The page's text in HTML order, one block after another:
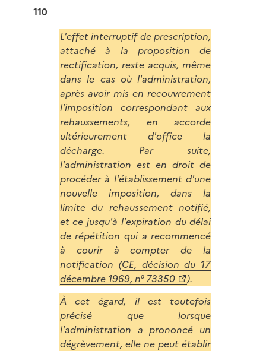
110
L'effet interruptif de prescription,
attaché à la proposition de
rectification, reste acquis, même
dans le cas où l'administration,
après avoir mis en recouvrement
l'imposition correspondant aux
rehaussements, en accorde
ultérieurement d'office la
décharge. Par suite,
l'administration est en droit de
procéder à l'établissement d'une
nouvelle imposition, dans la
limite du rehaussement notifié,
et ce jusqu'à l'expiration du délai
de répétition qui a recommencé
à courir à compter de la
notification (CE, décision du 17
décembre 1969, n° 73350
).
À cet égard, il est toutefois
précisé que lorsque
l'administration a prononcé un
dégrèvement, elle ne peut établir